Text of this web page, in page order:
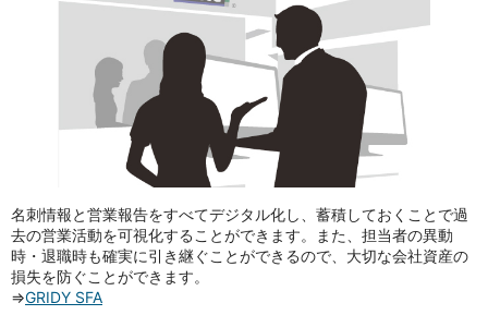
名刺情報と営業報告をすべてデジタル化し、蓄積しておくことで過
去の営業活動を可視化することができます。また、担当者の異動
時・退職時も確実に引き継ぐことができるので、大切な会社資産の
損失を防ぐことができます。
⇒GRIDY SFA